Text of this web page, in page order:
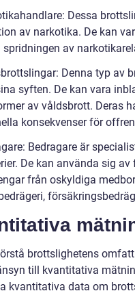
Dessa
av narkotika. De kan
av
Denna typ av
syften. De kan vara
av våldsbrott. Deras
konsekvenser för
Bedragare är
De kan använda sig
från oskyldiga
brottslighetens
till kvantitativa
kvantitativa data om